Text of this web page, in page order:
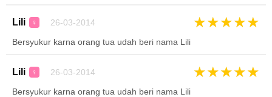
Lili ♀ 26-03-2014 ★★★★★
Bersyukur karna orang tua udah beri nama Lili
Lili ♀ 26-03-2014 ★★★★★
Bersyukur karna orang tua udah beri nama Lili